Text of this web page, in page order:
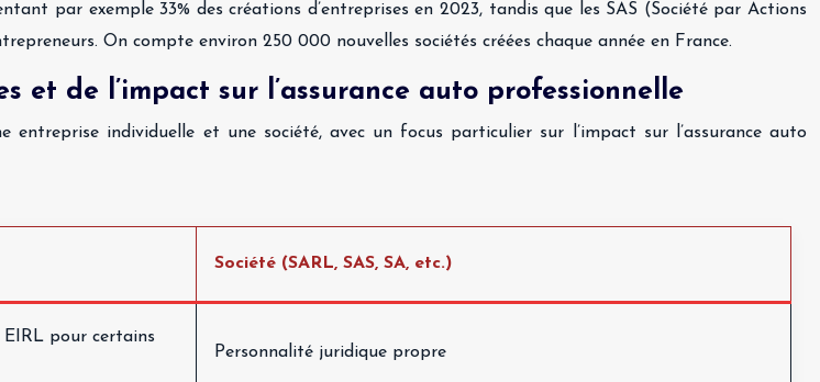
par exemple 33% des créations d’entreprises en 2023, tandis que les SAS (Société par Actions
On compte environ 250 000 nouvelles sociétés créées chaque année en France.
de l’impact sur l’assurance auto professionnelle
individuelle et une société, avec un focus particulier sur l’impact sur l’assurance auto
Société (SARL, SAS, SA, etc.)
pour certains
Personnalité juridique propre